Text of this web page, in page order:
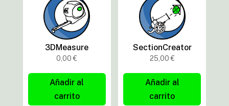
3DMeasure
0,00€
Añadir al
carrito
SectionCreator
25,00€
Añadir al
carrito